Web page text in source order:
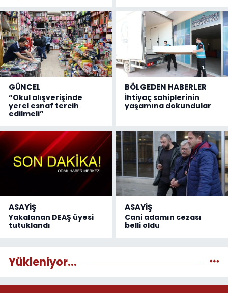
GÜNCEL
“Okul alışverişinde
yerel esnaf tercih
edilmeli”
BÖLGEDEN HABERLER
İhtiyaç sahiplerinin
yaşamına dokundular
ASAYİŞ
Yakalanan DEAŞ üyesi
tutuklandı
ASAYİŞ
Cani adamın cezası
belli oldu
Yükleniyor...